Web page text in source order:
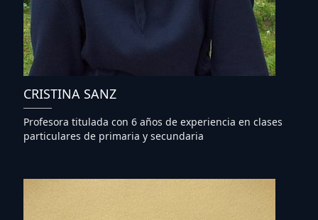
CRISTINA SANZ
Profesora titulada con 6 años de experiencia en clases
particulares de primaria y secundaria